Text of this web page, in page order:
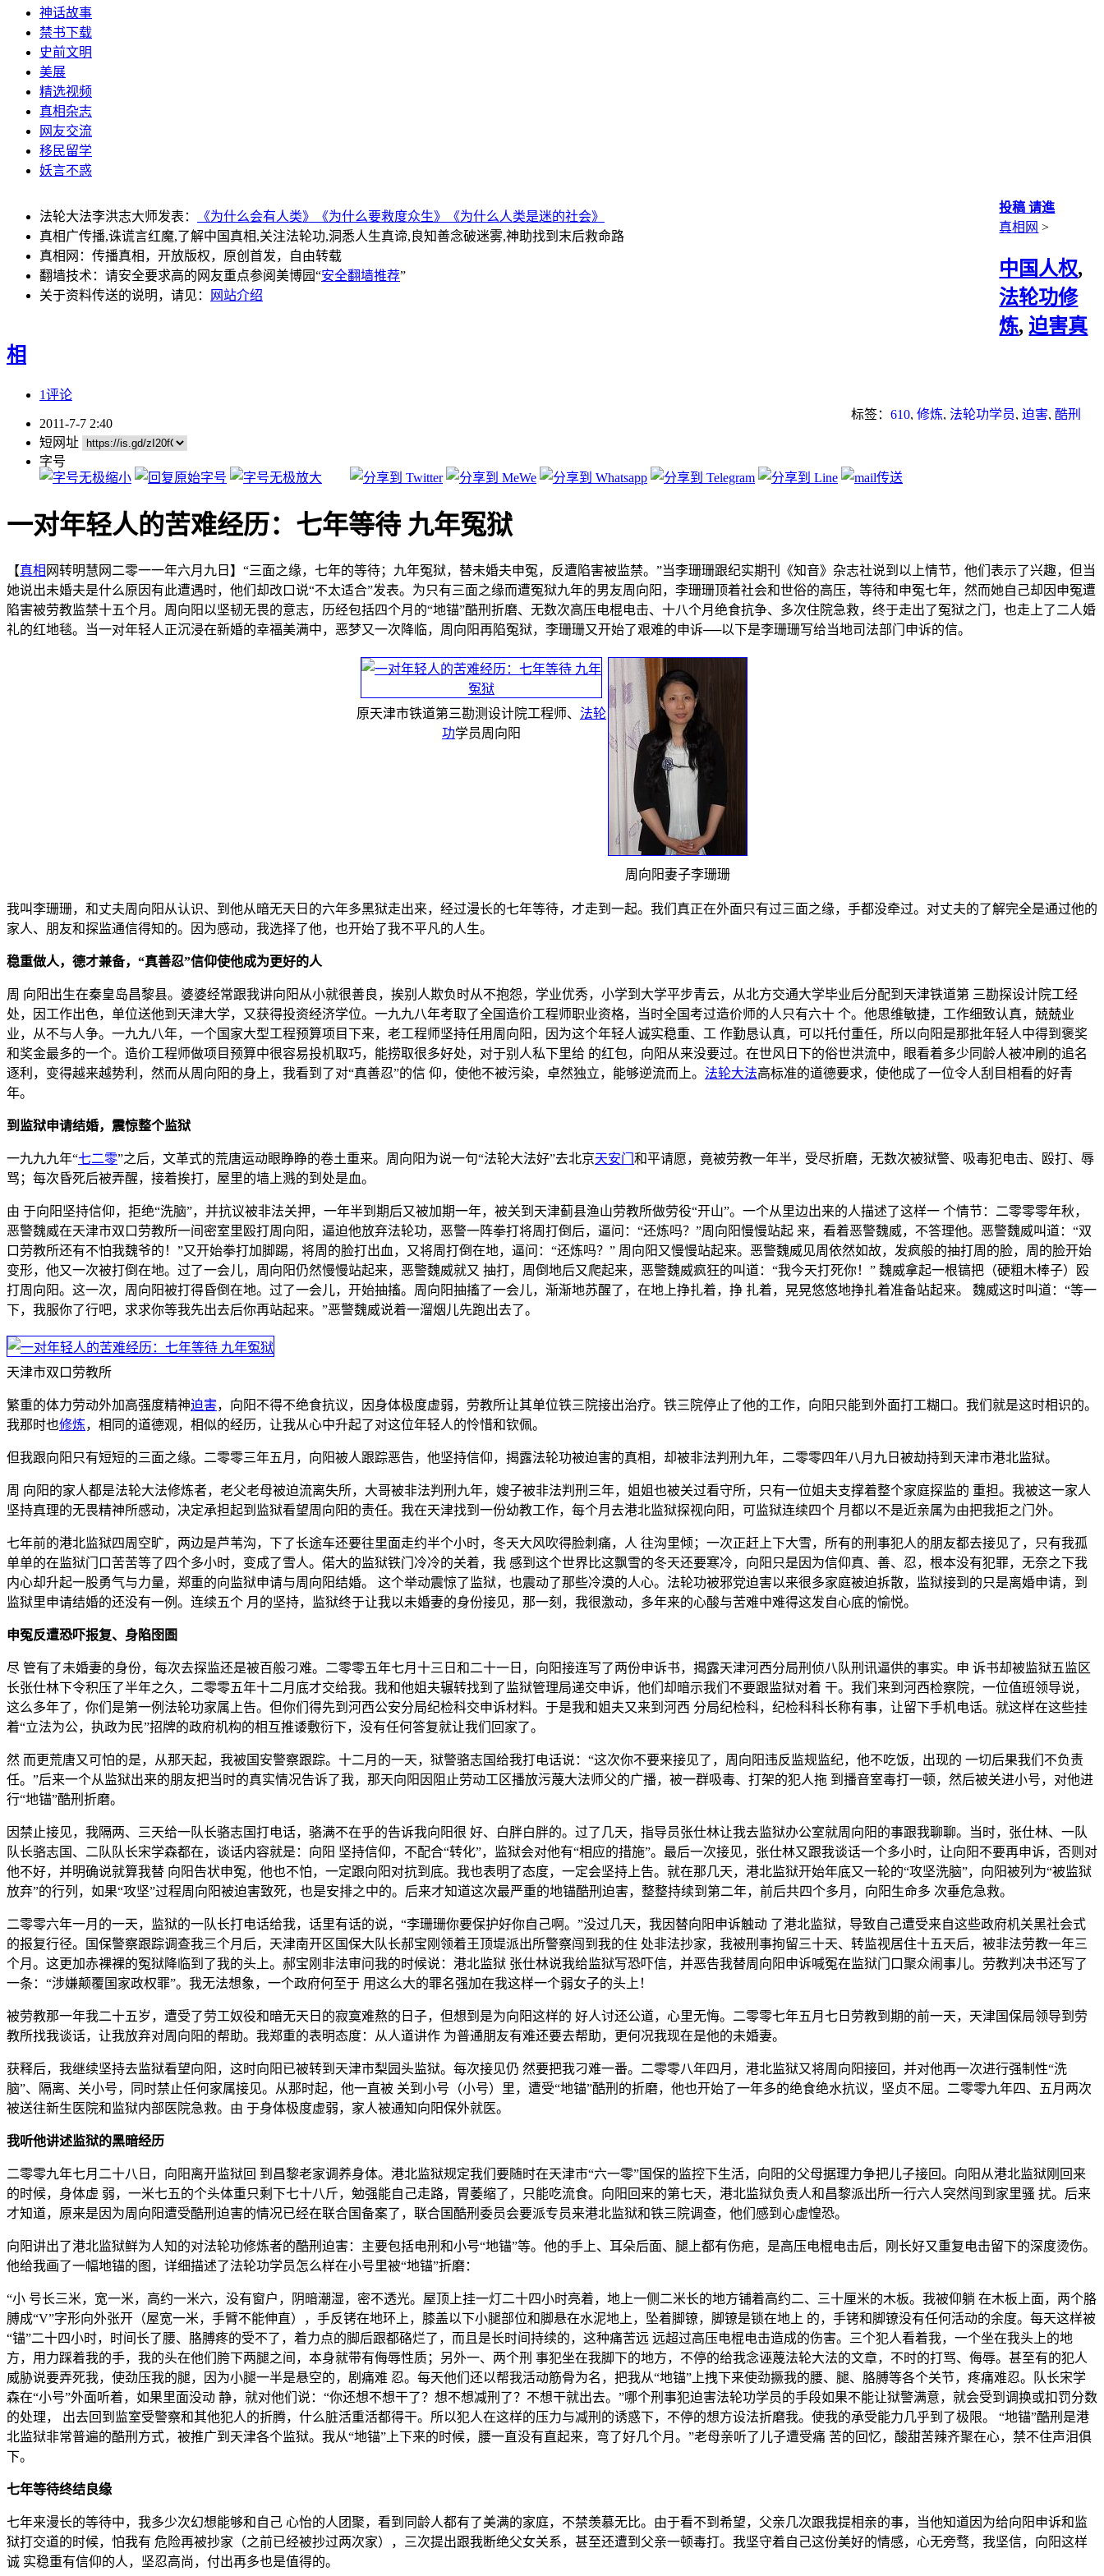
神话故事
禁书下载
史前文明
美展
精选视频
真相杂志
网友交流
移民留学
妖言不惑
法轮大法李洪志大师发表： 《为什么会有人类》 《为什么要救度众生》
《为什么人类是迷的社会》
真相广传播,诛谎言红魔,了解中国真相,关注法轮功,洞悉人生真谛,良知善念破迷雾,神助找到末后救命路
真相网：传播真相，开放版权，原创首发，自由转载
翻墙技术：请安全要求高的网友重点参阅美博园“安全翻墙推荐”
关于资料传送的说明，请见：
网站介绍
投稿 请進
真相网 >
中国人权,
法轮功修
炼, 迫害真
相
1评论
标签： 610, 修炼, 法轮功学员, 迫害, 酷刑
2011-7-7 2:40
短网址
字号
一对年轻人的苦难经历：七年等待 九年冤狱
【真相 网转明慧网二零一一年六月九日】“三面之缘，七年的等待；九年冤狱，替未婚夫申冤，反遭陷害被监禁。”当李珊珊跟纪实期刊《知音》杂志社说到以上情节，他们表示了兴趣，但当
她说出未婚夫是什么原因有此遭遇时，他们却改口说“不太适合”发表。为只有三面之缘而遭冤狱九年的男友周向阳，李珊珊顶着社会和世俗的高压，等待和申冤七年，然而她自己却因申冤遭
陷害被劳教监禁十五个月。周向阳以坚韧无畏的意志，历经包括四个月的“地锚”酷刑折磨、无数次高压电棍电击、十八个月绝食抗争、多次住院急救，终于走出了冤狱之门，也走上了二人婚
礼的红地毯。当一对年轻人正沉浸在新婚的幸福美满中，恶梦又一次降临，周向阳再陷冤狱，李珊珊又开始了艰难的申诉──以下是李珊珊写给当地司法部门申诉的信。
原天津市铁道第三勘测设计院工程师、 法轮
功学员周向阳
周向阳妻子李珊珊
我叫李珊珊，和丈夫周向阳从认识、到他从暗无天日的六年多黑狱走出来，经过漫长的七年等待，才走到一起。我们真正在外面只有过三面之缘，手都没牵过。对丈夫的了解完全是通过他的
家人、朋友和探监通信得知的。因为感动，我选择了他，也开始了我不平凡的人生。
稳重做人，德才兼备，“真善忍”信仰使他成为更好的人
周 向阳出生在秦皇岛昌黎县。婆婆经常跟我讲向阳从小就很善良，挨别人欺负时从不抱怨，学业优秀，小学到大学平步青云，从北方交通大学毕业后分配到天津铁道第 三勘探设计院工经
处，因工作出色，单位送他到天津大学，又获得投资经济学位。一九九八年考取了全国造价工程师职业资格，当时全国考过造价师的人只有六十 个。他思维敏捷，工作细致认真，兢兢业
业，从不与人争。一九九八年，一个国家大型工程预算项目下来，老工程师坚持任用周向阳，因为这个年轻人诚实稳重、工 作勤恳认真，可以托付重任，所以向阳是那批年轻人中得到褒奖
和奖金最多的一个。造价工程师做项目预算中很容易投机取巧，能捞取很多好处，对于别人私下里给 的红包，向阳从来没要过。在世风日下的俗世洪流中，眼看着多少同龄人被冲刷的追名
逐利，变得越来越势利，然而从周向阳的身上，我看到了对“真善忍”的信 仰，使他不被污染，卓然独立，能够逆流而上。 法轮大法高标准的道德要求，使他成了一位令人刮目相看的好青
年。
到监狱申请结婚，震惊整个监狱
一九九九年“七二零”之后，文革式的荒唐运动眼睁睁的卷土重来。周向阳为说一句“法轮大法好”去北京天安门 和平请愿，竟被劳教一年半，受尽折磨，无数次被狱警、吸毒犯电击、殴打、辱
骂；每次昏死后被弄醒，接着挨打，屋里的墙上溅的到处是血。
由 于向阳坚持信仰，拒绝“洗脑”，并抗议被非法关押，一年半到期后又被加期一年，被关到天津蓟县渔山劳教所做劳役“开山”。一个从里边出来的人描述了这样一 个情节：二零零零年秋，
恶警魏威在天津市双口劳教所一间密室里殴打周向阳，逼迫他放弃法轮功，恶警一阵拳打将周打倒后，逼问：“还炼吗？”周向阳慢慢站起 来，看着恶警魏威，不答理他。恶警魏威叫道：“双
口劳教所还有不怕我魏爷的！”又开始拳打加脚踢，将周的脸打出血，又将周打倒在地，逼问：“还炼吗？” 周向阳又慢慢站起来。恶警魏威见周依然如故，发疯般的抽打周的脸，周的脸开始
变形，他又一次被打倒在地。过了一会儿，周向阳仍然慢慢站起来，恶警魏威就又 抽打，周倒地后又爬起来，恶警魏威疯狂的叫道：“我今天打死你！” 魏威拿起一根镐把（硬粗木棒子）殴
打周向阳。这一次，周向阳被打得昏倒在地。过了一会儿，开始抽搐。周向阳抽搐了一会儿，渐渐地苏醒了，在地上挣扎着，挣 扎着，晃晃悠悠地挣扎着准备站起来。 魏威这时叫道：“等一
下，我服你了行吧，求求你等我先出去后你再站起来。”恶警魏威说着一溜烟儿先跑出去了。
天津市双口劳教所
繁重的体力劳动外加高强度精神迫害，向阳不得不绝食抗议，因身体极度虚弱，劳教所让其单位铁三院接出治疗。铁三院停止了他的工作，向阳只能到外面打工糊口。我们就是这时相识的。
我那时也修炼，相同的道德观，相似的经历，让我从心中升起了对这位年轻人的怜惜和钦佩。
但我跟向阳只有短短的三面之缘。二零零三年五月，向阳被人跟踪恶告，他坚持信仰，揭露法轮功被迫害的真相，却被非法判刑九年，二零零四年八月九日被劫持到天津市港北监狱。
周 向阳的家人都是法轮大法修炼者，老父老母被迫流离失所，大哥被非法判刑九年，嫂子被非法判刑三年，姐姐也被关过看守所，只有一位姐夫支撑着整个家庭探监的 重担。我被这一家人
坚持真理的无畏精神所感动，决定承担起到监狱看望周向阳的责任。我在天津找到一份幼教工作，每个月去港北监狱探视向阳，可监狱连续四个 月都以不是近亲属为由把我拒之门外。
七年前的港北监狱四周空旷，两边是芦苇沟，下了长途车还要往里面走约半个小时，冬天大风吹得脸刺痛，人 往沟里倾；一次正赶上下大雪，所有的刑事犯人的朋友都去接见了，只有我孤
单单的在监狱门口苦苦等了四个多小时，变成了雪人。偌大的监狱铁门冷冷的关着，我 感到这个世界比这飘雪的冬天还要寒冷，向阳只是因为信仰真、善、忍，根本没有犯罪，无奈之下我
内心却升起一股勇气与力量，郑重的向监狱申请与周向阳结婚。 这个举动震惊了监狱，也震动了那些冷漠的人心。法轮功被邪党迫害以来很多家庭被迫拆散，监狱接到的只是离婚申请，到
监狱里申请结婚的还没有一例。连续五个 月的坚持，监狱终于让我以未婚妻的身份接见，那一刻，我很激动，多年来的心酸与苦难中难得这发自心底的愉悦。
申冤反遭恐吓报复、身陷囹圄
尽 管有了未婚妻的身份，每次去探监还是被百般刁难。二零零五年七月十三日和二十一日，向阳接连写了两份申诉书，揭露天津河西分局刑侦八队刑讯逼供的事实。申 诉书却被监狱五监区
长张仕林下令积压了半年之久，二零零五年十二月底才交给我。我和他姐夫辗转找到了监狱管理局递交申诉，他们却暗示我们不要跟监狱对着 干。我们来到河西检察院，一位值班领导说，
这么多年了，你们是第一例法轮功家属上告。但你们得先到河西公安分局纪检科交申诉材料。于是我和姐夫又来到河西 分局纪检科，纪检科科长称有事，让留下手机电话。就这样在这些挂
着“立法为公，执政为民”招牌的政府机构的相互推诿敷衍下，没有任何答复就让我们回家了。
然 而更荒唐又可怕的是，从那天起，我被国安警察跟踪。十二月的一天，狱警骆志国给我打电话说：“这次你不要来接见了，周向阳违反监规监纪，他不吃饭，出现的 一切后果我们不负责
任。”后来一个从监狱出来的朋友把当时的真实情况告诉了我，那天向阳因阻止劳动工区播放污蔑大法师父的广播，被一群吸毒、打架的犯人拖 到播音室毒打一顿，然后被关进小号，对他进
行“地锚”酷刑折磨。
因禁止接见，我隔两、三天给一队长骆志国打电话，骆满不在乎的告诉我向阳很 好、白胖白胖的。过了几天，指导员张仕林让我去监狱办公室就周向阳的事跟我聊聊。当时，张仕林、一队
队长骆志国、二队队长宋学森都在，谈话内容就是：向阳 坚持信仰，不配合“转化”，监狱会对他有“相应的措施”。最后一次接见，张仕林又跟我谈话一个多小时，让向阳不要再申诉，否则对
他不好，并明确说就算我替 向阳告状申冤，他也不怕，一定跟向阳对抗到底。我也表明了态度，一定会坚持上告。就在那几天，港北监狱开始年底又一轮的“攻坚洗脑”，向阳被列为“被监狱
放弃”的行列，如果“攻坚”过程周向阳被迫害致死，也是安排之中的。后来才知道这次最严重的地锚酷刑迫害，整整持续到第二年，前后共四个多月，向阳生命多 次垂危急救。
二零零六年一月的一天，监狱的一队长打电话给我，话里有话的说，“李珊珊你要保护好你自己啊。”没过几天，我因替向阳申诉触动 了港北监狱，导致自己遭受来自这些政府机关黑社会式
的报复行径。国保警察跟踪调查我三个月后，天津南开区国保大队长郝宝刚领着王顶堤派出所警察闯到我的住 处非法抄家，我被刑事拘留三十天、转监视居住十五天后，被非法劳教一年三
个月。这更加赤裸裸的冤狱降临到了我的头上。郝宝刚非法审问我的时候说：港北监狱 张仕林说我给监狱写恐吓信，并恶告我替周向阳申诉喊冤在监狱门口聚众闹事儿。劳教判决书还写了
一条：“涉嫌颠覆国家政权罪”。我无法想象，一个政府何至于 用这么大的罪名强加在我这样一个弱女子的头上！
被劳教那一年我二十五岁，遭受了劳工奴役和暗无天日的寂寞难熬的日子，但想到是为向阳这样的 好人讨还公道，心里无悔。二零零七年五月七日劳教到期的前一天，天津国保局领导到劳
教所找我谈话，让我放弃对周向阳的帮助。我郑重的表明态度：从人道讲作 为普通朋友有难还要去帮助，更何况我现在是他的未婚妻。
获释后，我继续坚持去监狱看望向阳，这时向阳已被转到天津市梨园头监狱。每次接见仍 然要把我刁难一番。二零零八年四月，港北监狱又将周向阳接回，并对他再一次进行强制性“洗
脑”、隔离、关小号，同时禁止任何家属接见。从那时起，他一直被 关到小号（小号）里，遭受“地锚”酷刑的折磨，他也开始了一年多的绝食绝水抗议，坚贞不屈。二零零九年四、五月两次
被送往新生医院和监狱内部医院急救。由 于身体极度虚弱，家人被通知向阳保外就医。
我听他讲述监狱的黑暗经历
二零零九年七月二十八日，向阳离开监狱回 到昌黎老家调养身体。港北监狱规定我们要随时在天津市“六一零”国保的监控下生活，向阳的父母据理力争把儿子接回。向阳从港北监狱刚回来
的时候，身体虚 弱，一米七五的个头体重只剩下七十八斤，勉强能自己走路，胃萎缩了，只能吃流食。向阳回来的第七天，港北监狱负责人和昌黎派出所一行六人突然闯到家里骚 扰。后来
才知道，原来是因为周向阳遭受酷刑迫害的情况已经在联合国备案了，联合国酷刑委员会要派专员来港北监狱和铁三院调查，他们感到心虚惶恐。
向阳讲出了港北监狱鲜为人知的对法轮功修炼者的酷刑迫害：主要包括电刑和小号“地锚”等。他的手上、耳朵后面、腿上都有伤疤，是高压电棍电击后，刚长好又重复电击留下的深度烫伤。
他给我画了一幅地锚的图，详细描述了法轮功学员怎么样在小号里被“地锚”折磨：
“小 号长三米，宽一米，高约一米六，没有窗户，阴暗潮湿，密不透光。屋顶上挂一灯二十四小时亮着，地上一侧二米长的地方铺着高约二、三十厘米的木板。我被仰躺 在木板上面，两个胳
膊成“V”字形向外张开（屋宽一米，手臂不能伸直），手反铐在地环上，膝盖以下小腿部位和脚悬在水泥地上，坠着脚镣，脚镣是锁在地上 的，手铐和脚镣没有任何活动的余度。每天这样被
“锚”二十四小时，时间长了腰、胳膊疼的受不了，着力点的脚后跟都硌烂了，而且是长时间持续的，这种痛苦远 远超过高压电棍电击造成的伤害。三个犯人看着我，一个坐在我头上的地
方，用力踩着我的手，我的头在他们胯下两腿之间，本身就带有侮辱性质；另外一、两个刑 事犯坐在我脚下的地方，不停的给我念诬蔑法轮大法的文章，不时的打骂、侮辱。甚至有的犯人
威胁说要弄死我，使劲压我的腿，因为小腿一半是悬空的，剧痛难 忍。每天他们还以帮我活动筋骨为名，把我从“地锚”上拽下来使劲撅我的腰、腿、胳膊等各个关节，疼痛难忍。队长宋学
森在“小号”外面听着，如果里面没动 静，就对他们说：“你还想不想干了？想不想减刑了？不想干就出去。”哪个刑事犯迫害法轮功学员的手段如果不能让狱警满意，就会受到调换或扣罚分数
的处理， 出去回到监室受警察和其他犯人的折腾，什么脏活重活都得干。所以犯人在这样的压力与减刑的诱惑下，不停的想方设法折磨我。使我的承受能力几乎到了极限。 “地锚”酷刑是港
北监狱非常普遍的酷刑方式，被推广到天津各个监狱。我从“地锚”上下来的时候，腰一直没有直起来，弯了好几个月。”老母亲听了儿子遭受痛 苦的回忆，酸甜苦辣齐聚在心，禁不住声泪俱
下。
七年等待终结良缘
七年来漫长的等待中，我多少次幻想能够和自己 心怡的人团聚，看到同龄人都有了美满的家庭，不禁羡慕无比。由于看不到希望，父亲几次跟我提相亲的事，当他知道因为给向阳申诉和监
狱打交道的时候，怕我有 危险再被抄家（之前已经被抄过两次家），三次提出跟我断绝父女关系，甚至还遭到父亲一顿毒打。我坚守着自己这份美好的情感，心无旁骛，我坚信，向阳这样
诚 实稳重有信仰的人，坚忍高尚，付出再多也是值得的。